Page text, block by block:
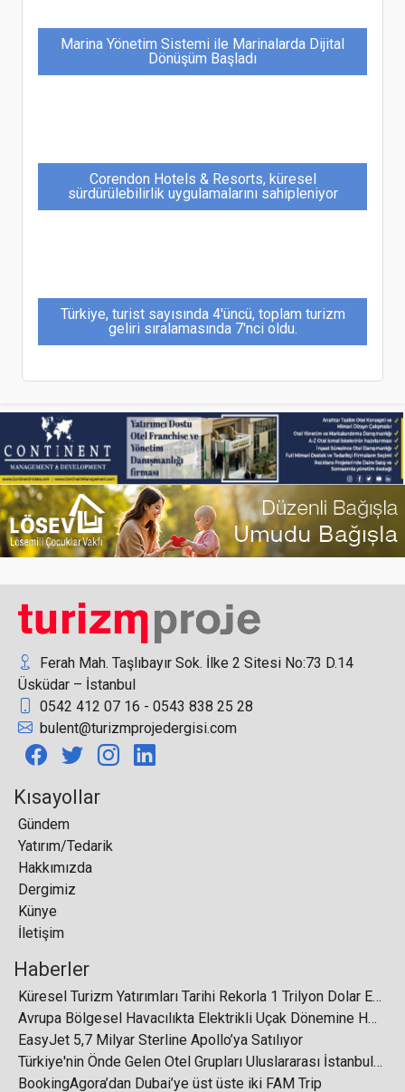
Marina Yönetim Sistemi ile Marinalarda Dijital
Dönüşüm Başladı
Corendon Hotels & Resorts, küresel
sürdürülebilirlik uygulamalarını sahipleniyor
Türkiye, turist sayısında 4'üncü, toplam turizm
geliri sıralamasında 7'nci oldu.
Ramazan Bayramı tatili 9 gün oldu
SICPA Türkiye, genç arkeologların eğitimine ve
gelişimine destek vermeyi sürdürüyor
Gıda Sektörü, Worldfood İstanbul’da buluşuyor
Tatilsepeti’nden ‘iş’te iyi ve mutlu olma odağı
Aeroflot kışa 260 destinasyonla giriyor
Ferah Mah. Taşlıbayır Sok. İlke 2 Sitesi No:73 D.14
Üsküdar – İstanbul
0542 412 07 16 - 0543 838 25 28
bulent@turizmprojedergisi.com
Kısayollar
Gündem
Yatırım/Tedarik
Hakkımızda
Dergimiz
Künye
İletişim
Haberler
Küresel Turizm Yatırımları Tarihi Rekorla 1 Trilyon Dolar Eşiğini Aştı
Avrupa Bölgesel Havacılıkta Elektrikli Uçak Dönemine Hazırlanıyor
EasyJet 5,7 Milyar Sterline Apollo’ya Satılıyor
Türkiye'nin Önde Gelen Otel Grupları Uluslararası İstanbul Turizm Fuarı'nda Buluşuyor
BookingAgora’dan Dubai’ye üst üste iki FAM Trip